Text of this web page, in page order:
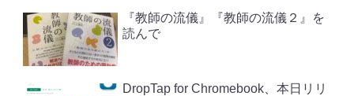
『教師の流儀』『教師の流儀２』を
読んで
DropTap for Chromebook、本日リリ